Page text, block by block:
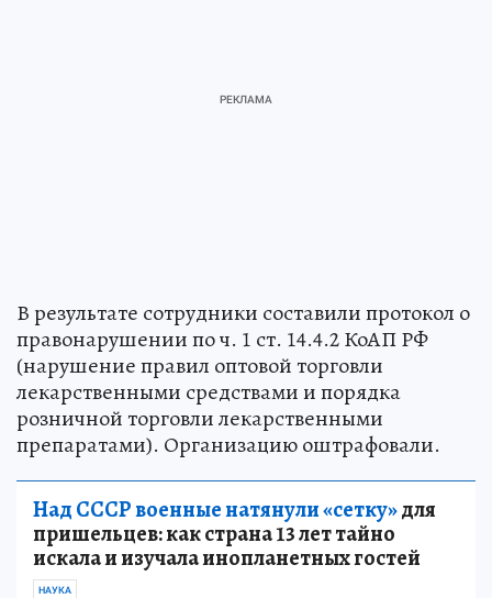
В результате сотрудники составили протокол о
правонарушении по ч. 1 ст. 14.4.2 КоАП РФ
(нарушение правил оптовой торговли
лекарственными средствами и порядка
розничной торговли лекарственными
препаратами). Организацию оштрафовали.
Над СССР военные натянули «сетку»для
пришельцев: как страна 13 лет тайно
искала и изучала инопланетных гостей
НАУКА